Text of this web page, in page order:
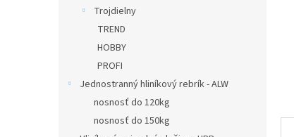
Trojdielny
TREND
HOBBY
PROFI
Jednostranný hliníkový rebrík - ALW
nosnosť do 120kg
nosnosť do 150kg